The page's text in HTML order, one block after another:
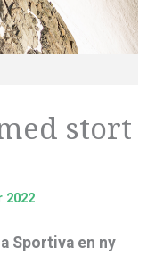
stort
2022
Sportiva en ny